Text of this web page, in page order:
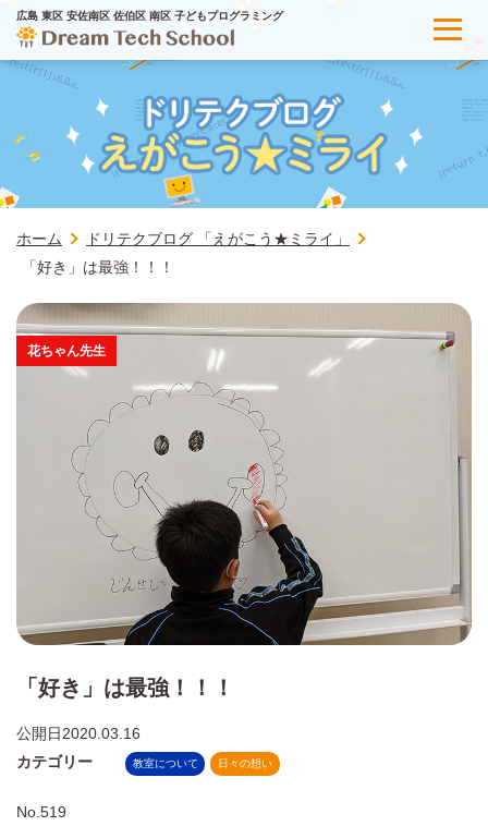
広島 東区 安佐南区 佐伯区 南区 子どもプログラミング
ホーム
ドリテクブログ 「えがこう★ミライ」
「好き」は最強！！！
花ちゃん先生
「好き」は最強！！！
公開日2020.03.16
カテゴリー
教室について 日々の想い
No.519